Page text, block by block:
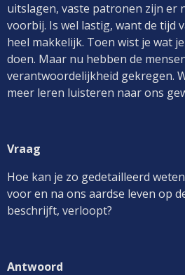
uitslagen, vaste patronen zijn er
voorbij. Is wel lastig, want de tijd
heel makkelijk. Toen wist je wat
doen. Maar nu hebben de
verantwoordelijkheid gekregen.
meer leren luisteren naar ons
Vraag
Hoe kan je zo gedetailleerd
voor en na ons aardse leven op
beschrijft, verloopt?
Antwoord